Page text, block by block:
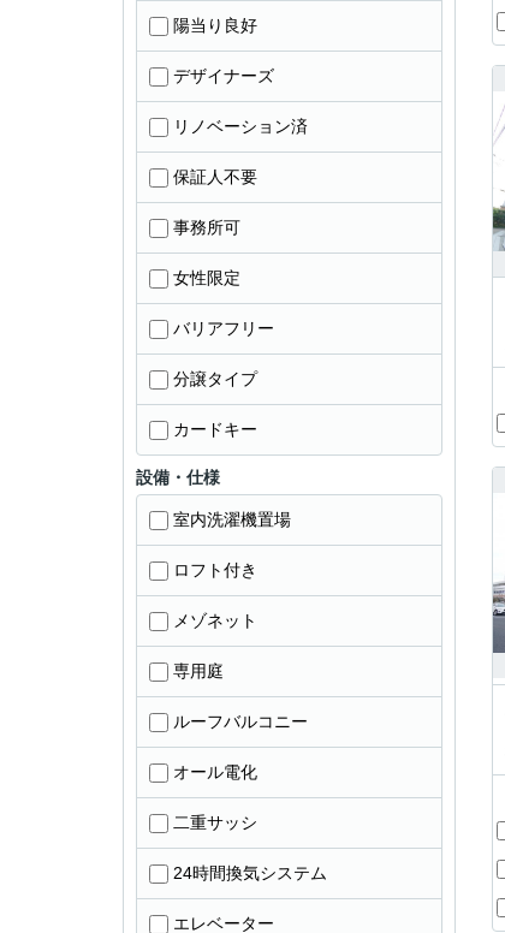
陽当り良好
デザイナーズ
リノベーション済
保証人不要
事務所可
女性限定
バリアフリー
分譲タイプ
カードキー
設備・仕様
室内洗濯機置場
ロフト付き
メゾネット
専用庭
ルーフバルコニー
オール電化
二重サッシ
24時間換気システム
エレベーター